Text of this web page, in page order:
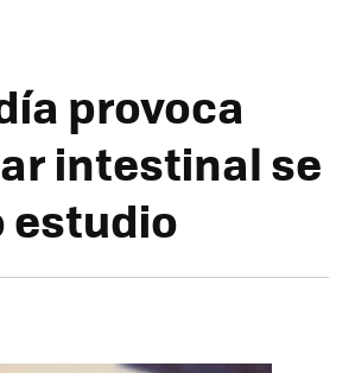
provoca
intestinal se
estudio